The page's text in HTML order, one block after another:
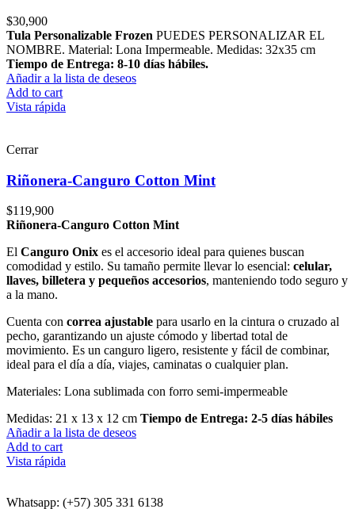
$30,900
Tula Personalizable Frozen PUEDES PERSONALIZAR EL
NOMBRE. Material: Lona Impermeable. Medidas: 32x35 cm
Tiempo de Entrega: 8-10 días hábiles.
Añadir a la lista de deseos
Add to cart
Vista rápida
Cerrar
Riñonera-Canguro Cotton Mint
$119,900
Riñonera-Canguro Cotton Mint
El Canguro Onix es el accesorio ideal para quienes buscan
comodidad y estilo. Su tamaño permite llevar lo esencial: celular,
llaves, billetera y pequeños accesorios, manteniendo todo seguro y
a la mano.
Cuenta con correa ajustable para usarlo en la cintura o cruzado al
pecho, garantizando un ajuste cómodo y libertad total de
movimiento. Es un canguro ligero, resistente y fácil de combinar,
ideal para el día a día, viajes, caminatas o cualquier plan.
Materiales: Lona sublimada con forro semi-impermeable
Medidas: 21 x 13 x 12 cm Tiempo de Entrega: 2-5 días hábiles
Añadir a la lista de deseos
Add to cart
Vista rápida
Whatsapp: (+57) 305 331 6138